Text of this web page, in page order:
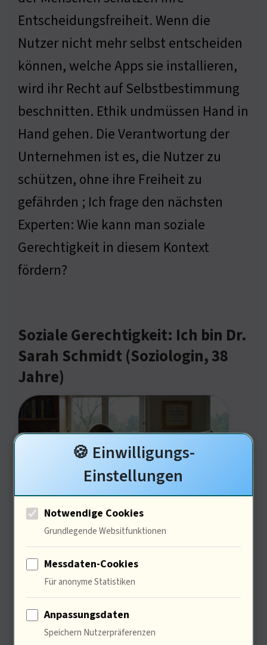
Entscheidungsfreiheit. Wenn die
Nutzer nicht mehr selbst entscheiden
können, welche Apps sie installieren,
wird ihr Recht auf Selbstbestimmung
beschnitten. Ethik undmüssen Hand in
Hand gehen. Die Verantwortung der
Unternehmen ist es, die Nutzer zu
schützen, ohne ihre Freiheit zu
gefährden ; Ich frage den nächsten
Experten: Wie kann man soziale
Gerechtigkeit in diesem Kontext
fördern?
Soziale Gerechtigkeit: Ich bin Dr.
Sarah Schmidt (Soziologin, 38
Jahre)
Die neuen Sideloading-Regeln könnten
digitale Ungleichheiten verstärken.
68% der Menschen in benachteiligten
Regionen nutzen Sideloading. Wenn
wir den Zugang zueinschränken, wird
der digitale Graben tiefer – Die
🍪 Einwilligungs-
Einstellungen
Notwendige Cookies
Grundlegende Websitfunktionen
Messdaten-Cookies
Für anonyme Statistiken
Anpassungsdaten
Speichern Nutzerpräferenzen